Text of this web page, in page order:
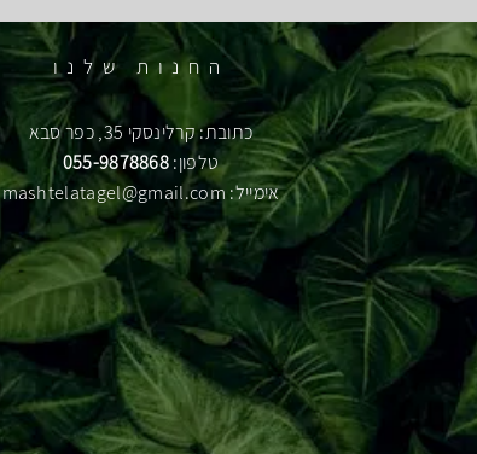
החנות שלנו
כתובת: קרלינסקי 35, כפר סבא
טלפון:055-9878868
אימייל: mashtelatagel@gmail.com